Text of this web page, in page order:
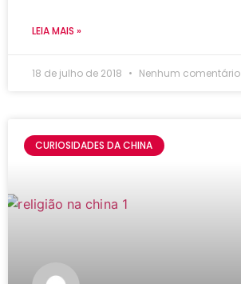
LEIA MAIS »
18 de julho de 2018 Nenhum comentário
CURIOSIDADES DA CHINA